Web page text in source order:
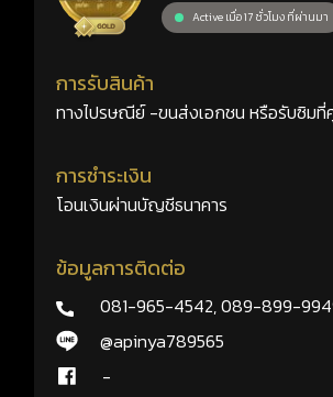
Active เมื่อ 17 ชั่วโมง ที่ผ่านมา
การรับสินค้า
ทางไปรษณีย์ -ขนส่งเอกชน หรือรับซิมที่ศู
การชำระเงิน
โอนเงินผ่านบัญชีธนาคาร
ข้อมูลการติดต่อ
081-965-4542,089-899-
@apinya789565
-